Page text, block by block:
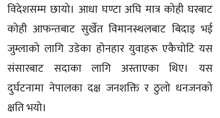
विदेशसम्म छायो। आधा घण्टा अघि मात्र कोही घरबाट
कोही आफन्तबाट सुर्खेत विमानस्थलबाट बिदाइ भई
जुम्लाको लागि उडेका होनहार युवाहरू एकैचोटि यस
संसारबाट सदाका लागि अस्ताएका थिए। यस
दुर्घटनामा नेपालका दक्ष जनशक्ति र ठुलो धनजनको
क्षति भयो।